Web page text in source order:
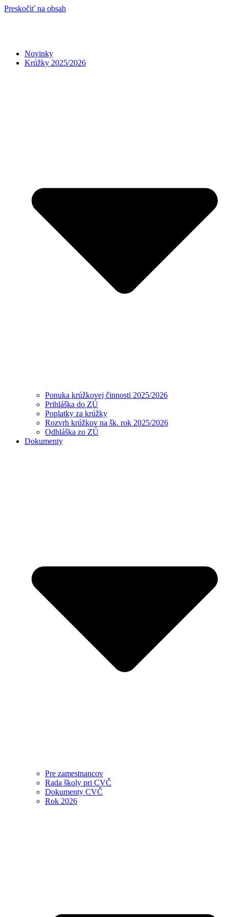
Preskočiť na obsah
Novinky
Krúžky 2025/2026
Ponuka krúžkovej činnosti 2025/2026
Prihláška do ZÚ
Poplatky za krúžky
Rozvrh krúžkov na šk. rok 2025/2026
Odhláška zo ZÚ
Dokumenty
Pre zamestnancov
Rada školy pri CVČ
Dokumenty CVČ
Rok 2026